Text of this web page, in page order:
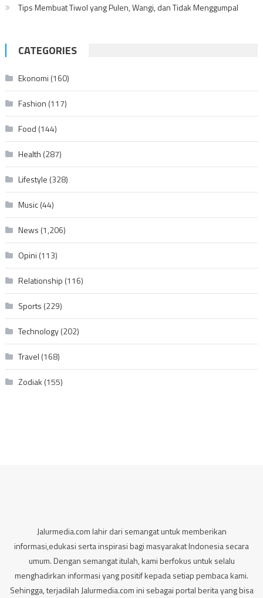
Tips Membuat Tiwol yang Pulen, Wangi, dan Tidak Menggumpal
CATEGORIES
Ekonomi (160)
Fashion (117)
Food (144)
Health (287)
Lifestyle (328)
Music(44)
News (1,206)
Opini (113)
Relationship (116)
Sports (229)
Technology(202)
Travel (168)
Zodiak (155)
Jalurmedia.com lahir dari semangat untuk memberikan
informasi,edukasi serta inspirasi bagi masyarakat Indonesia secara
umum. Dengan semangat itulah, kami berfokus untuk selalu
menghadirkan informasi yang positif kepada setiap pembaca kami.
Sehingga, terjadilah Jalurmedia.com ini sebagai portal berita yang bisa